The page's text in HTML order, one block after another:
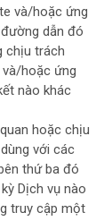
và/hoặc ứng
dẫn đó
chịu trách
hoặc ứng
nào khác
hoặc chịu
với các
thứ ba đó
Dịch vụ nào
truy cập một